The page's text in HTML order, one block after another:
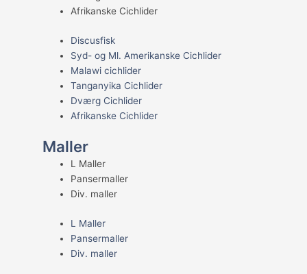
Afrikanske Cichlider
Discusfisk
Syd- og Ml. Amerikanske Cichlider
Malawi cichlider
Tanganyika Cichlider
Dværg Cichlider
Afrikanske Cichlider
Maller
L Maller
Pansermaller
Div. maller
L Maller
Pansermaller
Div. maller